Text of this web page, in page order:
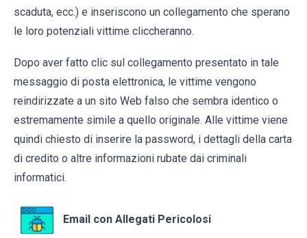
scaduta, ecc.) e inseriscono un collegamento che sperano
le loro potenziali vittime cliccheranno.
Dopo aver fatto clic sul collegamento presentato in tale
messaggio di posta elettronica, le vittime vengono
reindirizzate a un sito Web falso che sembra identico o
estremamente simile a quello originale. Alle vittime viene
quindi chiesto di inserire la password, i dettagli della carta
di credito o altre informazioni rubate dai criminali
informatici.
Email con Allegati Pericolosi